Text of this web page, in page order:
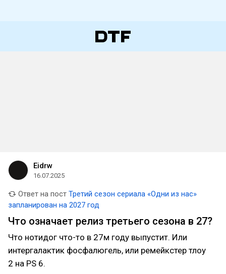
Eidrw
16.07.2025
Ответ на пост Третий сезон сериала «Одни из нас»
запланирован на 2027 год
Что означает релиз третьего сезона в 27?
Что нотидог что-то в 27м году выпустит. Или
интергалактик фосфалюгель, или ремейкстер тлоу
2 на PS 6.